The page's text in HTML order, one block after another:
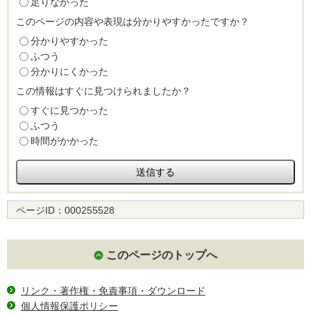
このページの内容や表現は分かりやすかったですか？
分かりやすかった
ふつう
分かりにくかった
この情報はすぐに見つけられましたか？
すぐに見つかった
ふつう
時間がかかった
ページID： 000255528
このページのトップへ
リンク・著作権・免責事項・ダウンロード
個人情報保護ポリシー